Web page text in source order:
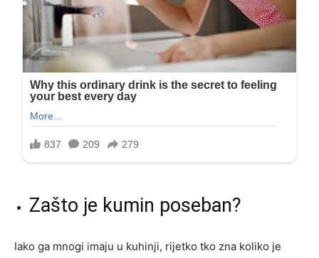
Zašto je kumin poseban?
Iako ga mnogi imaju u kuhinji, rijetko tko zna koliko je